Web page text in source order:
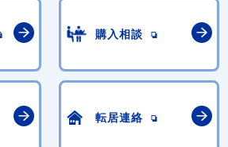
購入相談
転居連絡